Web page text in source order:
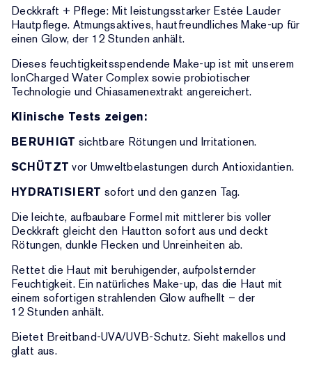
Deckkraft + Pflege: Mit leistungsstarker Estée Lauder
Hautpflege. Atmungsaktives, hautfreundliches Make-up für
einen Glow, der 12 Stunden anhält.
Dieses feuchtigkeitsspendende Make-up ist mit unserem
IonCharged Water Complex sowie probiotischer
Technologie und Chiasamenextrakt angereichert.
Klinische Tests zeigen:
BERUHIGT sichtbare Rötungen und Irritationen.
SCHÜTZT vor Umweltbelastungen durch Antioxidantien.
HYDRATISIERT sofort und den ganzen Tag.
Die leichte, aufbaubare Formel mit mittlerer bis voller
Deckkraft gleicht den Hautton sofort aus und deckt
Rötungen, dunkle Flecken und Unreinheiten ab.
Rettet die Haut mit beruhigender, aufpolsternder
Feuchtigkeit. Ein natürliches Make-up, das die Haut mit
einem sofortigen strahlenden Glow aufhellt – der
12 Stunden anhält.
Bietet Breitband-UVA/UVB-Schutz. Sieht makellos und
glatt aus.